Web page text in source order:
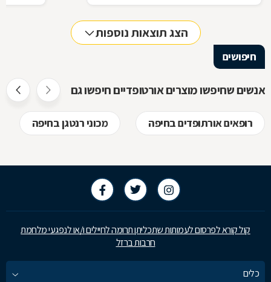
הצג תוצאות נוספות
חיפושים
אנשים שחיפשו מוצרים אורטופדיים חיפשו גם
רופאים אורתופדים בחיפה מכוני רנטגן בחיפה
קול קורא לפרסום לעמותות שתכליתן תרומה לחיילים ו/או לנפגעי מלחמת
חרבות ברזל
כלים